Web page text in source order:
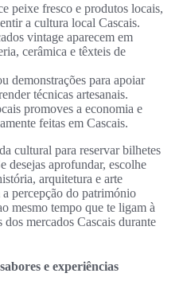
peixe fresco e produtos locais,
a cultura local Cascais.
vintage aparecem em
cerâmica e têxteis de
demonstrações para apoiar
técnicas artesanais.
promoves a economia e
feitas em Cascais.
cultural para reservar bilhetes
desejas aprofundar, escolhe
arquitetura e arte
percepção do património
mesmo tempo que te ligam à
mercados Cascais durante
e experiências